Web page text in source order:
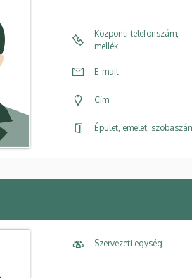
Központi telefonszám,
mellék
E-mail
Cím
Épület, emelet,
Szervezeti egység